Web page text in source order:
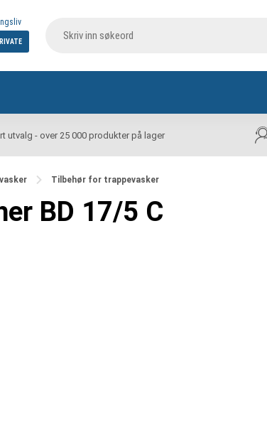
utvalg - over 25 000 produkter på lager
Tilbehør for trappevasker
BD 17/5 C